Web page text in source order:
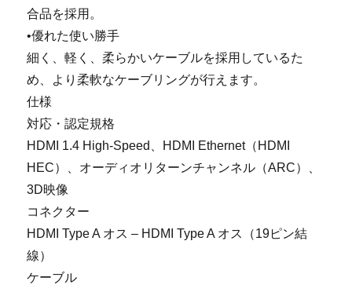
合品を採用。
•優れた使い勝手
細く、軽く、柔らかいケーブルを採用しているた
め、より柔軟なケーブリングが行えます。
仕様
対応・認定規格
HDMI 1.4 High-Speed、HDMI Ethernet（HDMI
HEC）、オーディオリターンチャンネル（ARC）、
3D映像
コネクター
HDMI Type A オス – HDMI Type A オス（19ピン結
線）
ケーブル